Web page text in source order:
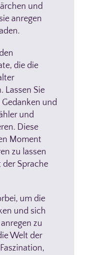
und
anregen
die die
Lassen Sie
und
und
Diese
Moment
zu lassen
Sprache
um die
und sich
zu
Welt der